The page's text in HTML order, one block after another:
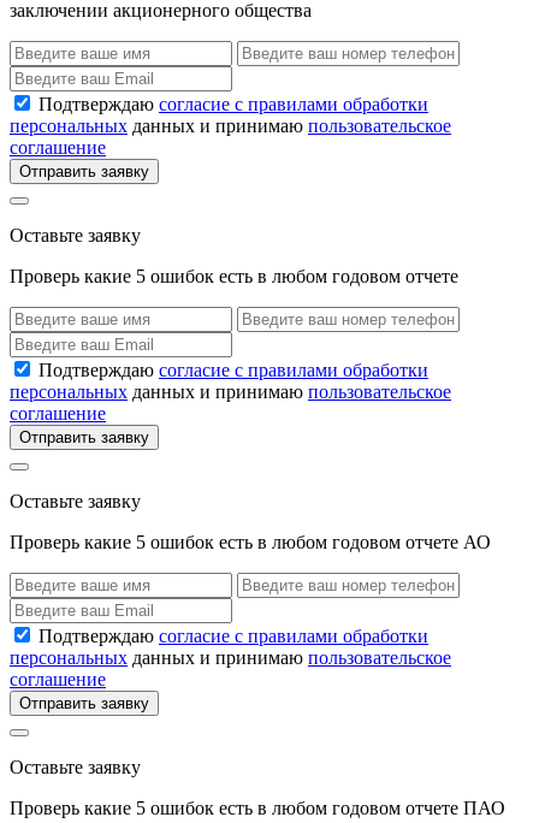
заключении акционерного общества
Подтверждаю согласие с правилами обработки
персональных данных и принимаю пользовательское
соглашение
Отправить заявку
Оставьте заявку
Проверь какие 5 ошибок есть в любом годовом отчете
Подтверждаю согласие с правилами обработки
персональных данных и принимаю пользовательское
соглашение
Отправить заявку
Оставьте заявку
Проверь какие 5 ошибок есть в любом годовом отчете АО
Подтверждаю согласие с правилами обработки
персональных данных и принимаю пользовательское
соглашение
Отправить заявку
Оставьте заявку
Проверь какие 5 ошибок есть в любом годовом отчете ПАО